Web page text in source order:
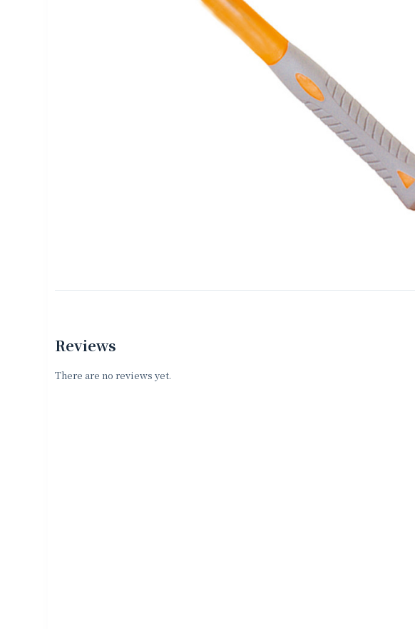
Reviews
There are no reviews yet.